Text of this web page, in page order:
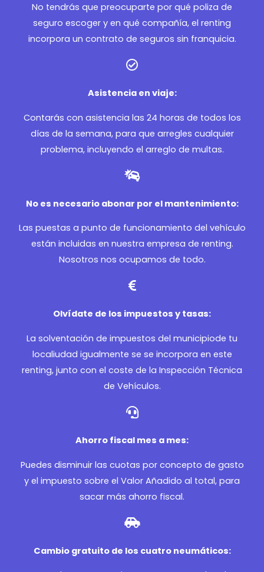
No tendrás que preocuparte por qué poliza de
seguro escoger y en qué compañía, el renting
incorpora un contrato de seguros sin franquicia.
Asistencia en viaje:
Contarás con asistencia las 24 horas de todos los
días de la semana, para que arregles cualquier
problema, incluyendo el arreglo de multas.
No es necesario abonar por el mantenimiento:
Las puestas a punto de funcionamiento del vehículo
están incluidas en nuestra empresa de renting.
Nosotros nos ocupamos de todo.
Olvídate de los impuestos y tasas:
La solventación de impuestos del municipiode tu
localiudad igualmente se se incorpora en este
renting, junto con el coste de la Inspección Técnica
de Vehículos.
Ahorro fiscal mes a mes:
Puedes disminuir las cuotas por concepto de gasto
y el impuesto sobre el Valor Añadido al total, para
sacar más ahorro fiscal.
Cambio gratuito de los cuatro neumáticos: